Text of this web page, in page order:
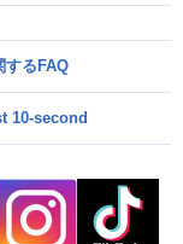
するFAQ
10-second